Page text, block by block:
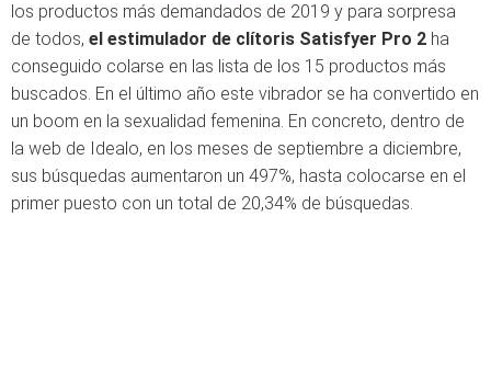
los productos más demandados de 2019 y para sorpresa
de todos, el estimulador de clítoris Satisfyer Pro 2 ha
conseguido colarse en las lista de los 15 productos más
buscados. En el último año este vibrador se ha convertido en
un boom en la sexualidad femenina. En concreto, dentro de
la web de Idealo, en los meses de septiembre a diciembre,
sus búsquedas aumentaron un 497%, hasta colocarse en el
primer puesto con un total de 20,34% de búsquedas.